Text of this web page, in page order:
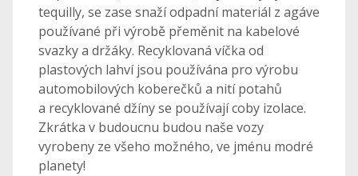
tequilly, se zase snaží odpadní materiál z agáve
používané při výrobě přeměnit na kabelové
svazky a držáky. Recyklovaná víčka od
plastových lahví jsou používána pro výrobu
automobilových koberečků a nití potahů
a recyklované džíny se používají coby izolace.
Zkrátka v budoucnu budou naše vozy
vyrobeny ze všeho možného, ve jménu modré
planety!